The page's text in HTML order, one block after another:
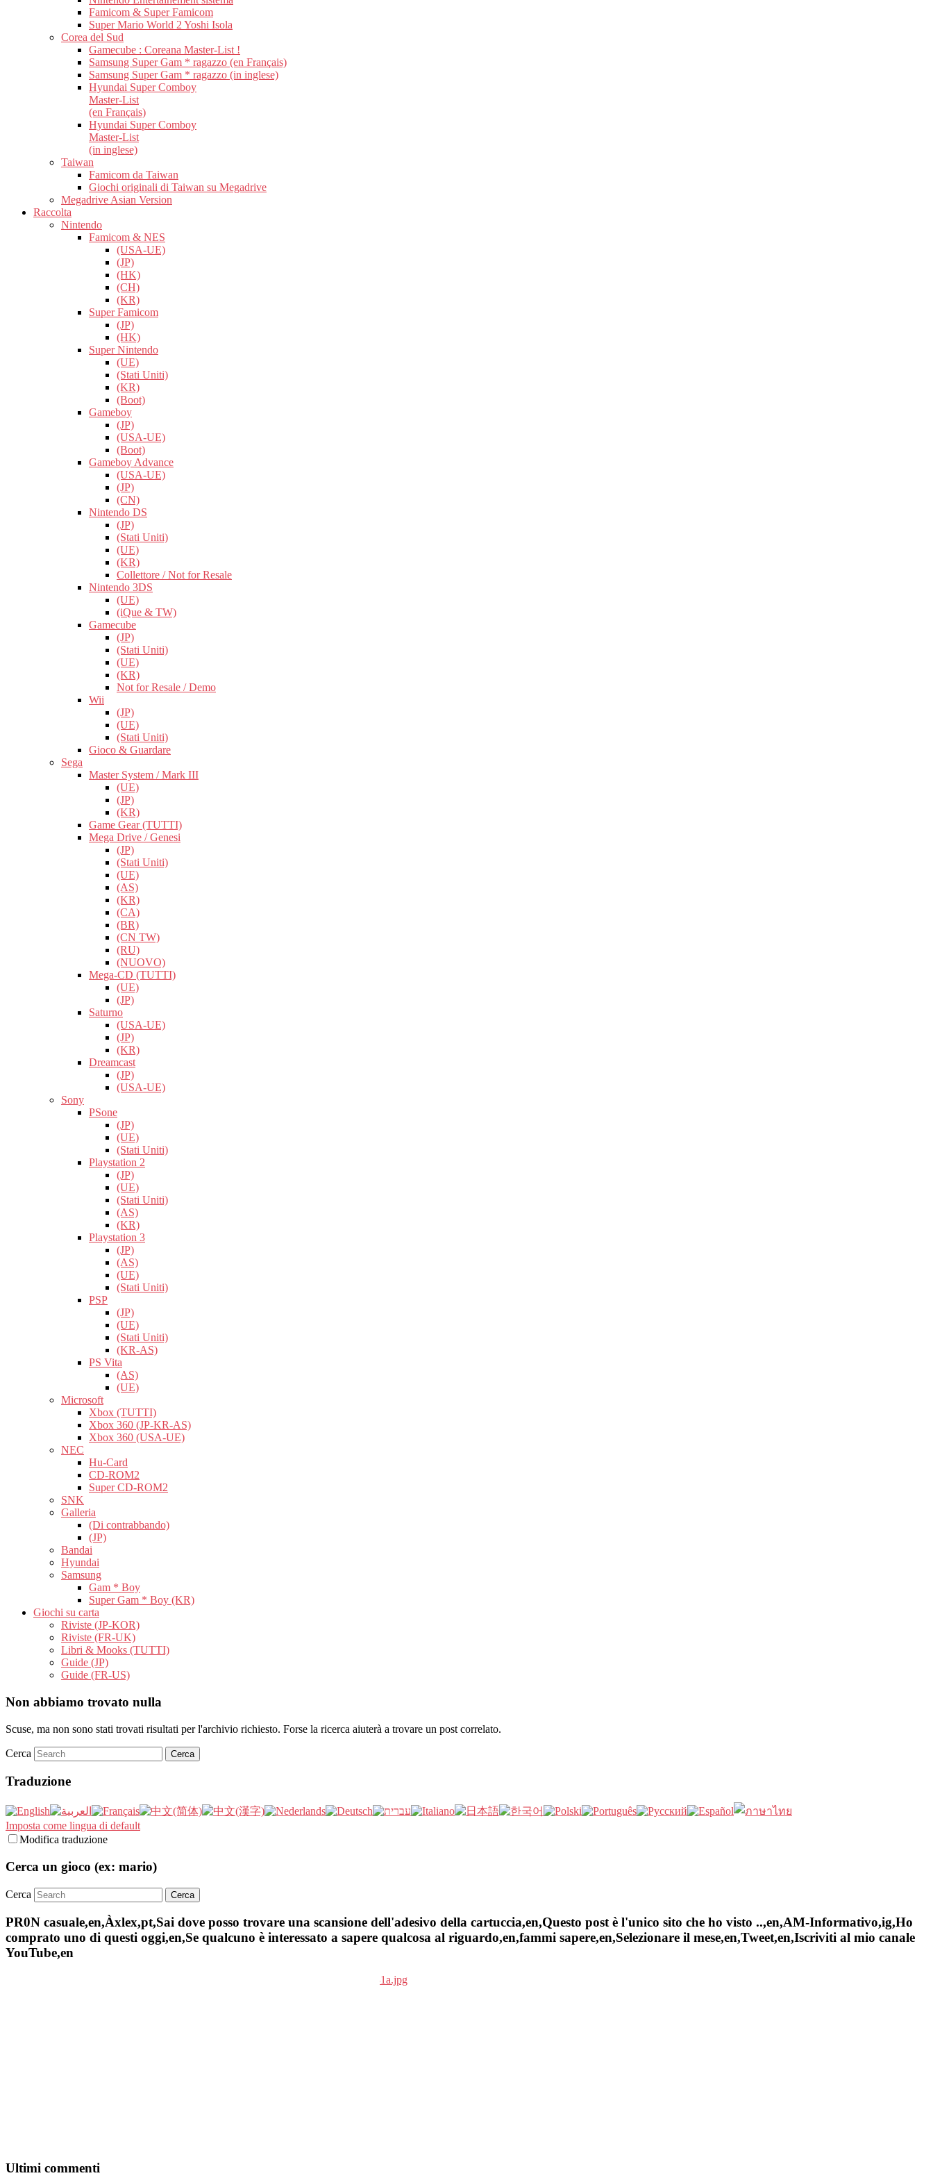
Famicom & Super Famicom
Super Mario World 2 Yoshi Isola
Corea del Sud
Gamecube : Coreana Master-List !
Samsung Super Gam * ragazzo (en Français)
Samsung Super Gam * ragazzo (in inglese)
Hyundai Super Comboy
Master-List
(en Français)
Hyundai Super Comboy
Master-List
(in inglese)
Taiwan
Famicom da Taiwan
Giochi originali di Taiwan su Megadrive
Megadrive Asian Version
Raccolta
Nintendo
Famicom & NES
(USA-UE)
(JP)
(HK)
(CH)
(KR)
Super Famicom
(JP)
(HK)
Super Nintendo
(UE)
(Stati Uniti)
(KR)
(Boot)
Gameboy
(JP)
(USA-UE)
(Boot)
Gameboy Advance
(USA-UE)
(JP)
(CN)
Nintendo DS
(JP)
(Stati Uniti)
(UE)
(KR)
Collettore / Not for Resale
Nintendo 3DS
(UE)
(iQue & TW)
Gamecube
(JP)
(Stati Uniti)
(UE)
(KR)
Not for Resale / Demo
Wii
(JP)
(UE)
(Stati Uniti)
Gioco & Guardare
Sega
Master System / Mark III
(UE)
(JP)
(KR)
Game Gear (TUTTI)
Mega Drive / Genesi
(JP)
(Stati Uniti)
(UE)
(AS)
(KR)
(CA)
(BR)
(CN TW)
(RU)
(NUOVO)
Mega-CD (TUTTI)
(UE)
(JP)
Saturno
(USA-UE)
(JP)
(KR)
Dreamcast
(JP)
(USA-UE)
Sony
PSone
(JP)
(UE)
(Stati Uniti)
Playstation 2
(JP)
(UE)
(Stati Uniti)
(AS)
(KR)
Playstation 3
(JP)
(AS)
(UE)
(Stati Uniti)
PSP
(JP)
(UE)
(Stati Uniti)
(KR-AS)
PS Vita
(AS)
(UE)
Microsoft
Xbox (TUTTI)
Xbox 360 (JP-KR-AS)
Xbox 360 (USA-UE)
NEC
Hu-Card
CD-ROM2
Super CD-ROM2
SNK
Galleria
(Di contrabbando)
(JP)
Bandai
Hyundai
Samsung
Gam * Boy
Super Gam * Boy (KR)
Giochi su carta
Riviste (JP-KOR)
Riviste (FR-UK)
Libri & Mooks (TUTTI)
Guide (JP)
Guide (FR-US)
Non abbiamo trovato nulla
Scuse, ma non sono stati trovati risultati per l'archivio richiesto. Forse la ricerca aiuterà a trovare un post correlato.
Cerca
Traduzione
Imposta come lingua di default
Modifica traduzione
Cerca un gioco (ex: mario)
Cerca
PR0N casuale,en,Àxlex,pt,Sai dove posso trovare una scansione dell'adesivo della cartuccia,en,Questo post è l'unico sito che ho visto ..,en,AM-Informativo,ig,Ho
comprato uno di questi oggi,en,Se qualcuno è interessato a sapere qualcosa al riguardo,en,fammi sapere,en,Selezionare il mese,en,Tweet,en,Iscriviti al mio canale
YouTube,en
Ultimi commenti